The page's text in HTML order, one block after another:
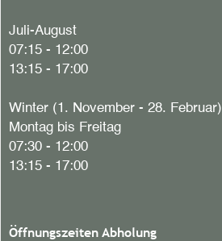
Juli-August
07:15 - 12:00
13:15 - 17:00
Winter (1. November - 28. Februar)
Montag bis Freitag
07:30 - 12:00
13:15 - 17:00
Öffnungszeiten Abholung